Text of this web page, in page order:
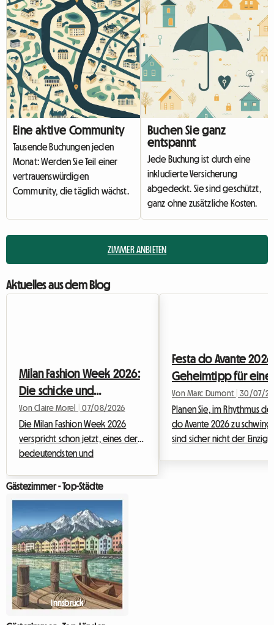
Eine aktive Community
Tausende Buchungen jeden
Monat: Werden Sie Teil einer
vertrauenswürdigen
Community, die täglich wächst.
Buchen Sie ganz
entspannt
Jede Buchung ist durch eine
inkludierte Versicherung
abgedeckt. Sie sind geschützt,
ganz ohne zusätzliche Kosten.
ZIMMER ANBIETEN
Aktuelles aus dem Blog
Milan Fashion Week 2026:
Die schicke und
erschwingliche Alternative
für eine Unterkunft beim
Gastgeber
Von Claire Morel 07/08/2026
Die Milan Fashion Week 2026
verspricht schon jetzt, eines der
bedeutendsten und
Jahres zu werden. Während
und Modebegeisterte aus aller
Welt in die lombardische
Hauptstadt strömen, stellt sich
eine entscheidende Frage: Wie
findet man eine hochwertige
Unterkunft, ohne dabei sein
Budget zu sprengen? Bei
Festa do Avante
Geheimtipp für eine
günstige Unterkunft
Seixal
Von Marc Dumont 30/07/
Planen Sie, im Rhythmus
do Avante 2026 zu
sind sicher nicht der
Gästezimmer - Top-Städte
Innsbruck